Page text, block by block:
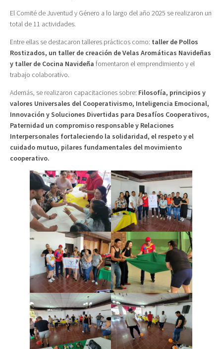
El Comité de Juventud y Género a lo largo del año 2025 se realizaron un
total de 11 actividades.
Entre ellas se destacaron talleres prácticos como: taller de Pollos
Rostizados, un taller de creación de Velas Aromáticas Navideñas
y taller de Cocina Navideña fomentaron el emprendimiento y el
trabajo colaborativo.
Además, se realizaron capacitaciones sobre: Filosofía, principios y
valores Universales del Cooperativismo, Inteligencia Emocional,
Innovación y Soluciones Divertidas para Desafíos Cooperativos,
Paternidad un compromiso responsable y Relaciones
Interpersonales fortaleciendo la solidaridad, el respeto y el
cuidado mutuo, pilares fundamentales del movimiento
cooperativo.